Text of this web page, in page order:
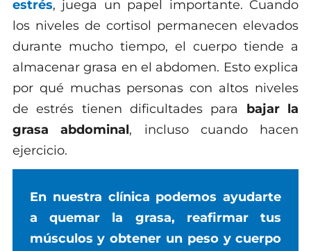
estrés, juega un papel importante. Cuando
los niveles de cortisol permanecen elevados
durante mucho tiempo, el cuerpo tiende a
almacenar grasa en el abdomen. Esto explica
por qué muchas personas con altos niveles
de estrés tienen dificultades para bajar la
grasa abdominal, incluso cuando hacen
ejercicio.
En nuestra clínica podemos ayudarte
a quemar la grasa, reafirmar tus
músculos y obtener un peso y cuerpo